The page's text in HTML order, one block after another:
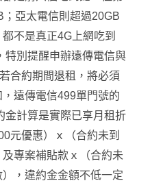
亞太電信則超過20GB
都不是真正4G上網吃到
特別提醒申辦遠傳電信與
合約期間退租 ， 將必須
遠傳電信499單門號的
金計算是實際已享月租折
元優惠）ｘ（合約未到
專案補貼款ｘ（合約未
， 違約金金額不低一定